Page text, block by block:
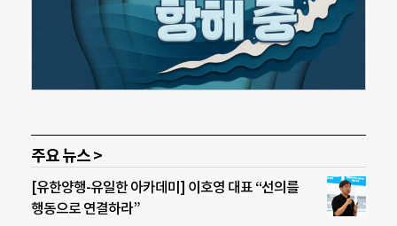
주요 뉴스 >
[유한양행-유일한 아카데미] 이호영 대표 “선의를
행동으로 연결하라”